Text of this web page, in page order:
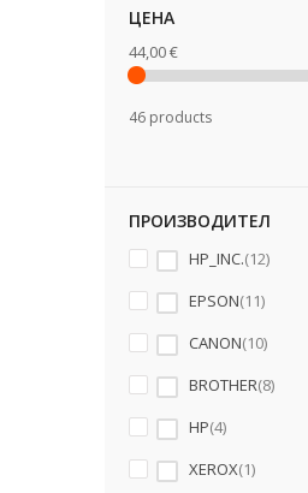
ЦЕНА
44,00 €
46 products
ПРОИЗВОДИТЕЛ
HP_INC. 12
EPSON 11
CANON 10
BROTHER 8
HP 4
XEROX 1